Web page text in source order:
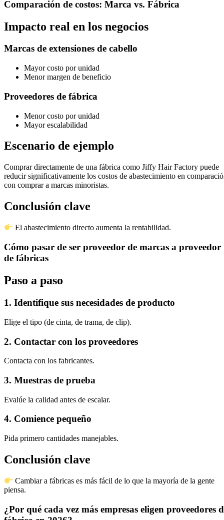
Comparación de costos: Marca vs. Fábrica
Impacto real en los negocios
Marcas de extensiones de cabello
Mayor costo por unidad
Menor margen de beneficio
Proveedores de fábrica
Menor costo por unidad
Mayor escalabilidad
Escenario de ejemplo
Comprar directamente de una fábrica como Jiffy Hair Factory puede
reducir significativamente los costos de abastecimiento en
con comprar a marcas minoristas.
Conclusión clave
El abastecimiento directo aumenta la rentabilidad.
Cómo pasar de ser proveedor de marcas a proveedor
de fábricas
Paso a paso
1. Identifique sus necesidades de producto
Elige el tipo (de cinta, de trama, de clip).
2. Contactar con los proveedores
Contacta con los fabricantes.
3. Muestras de prueba
Evalúe la calidad antes de escalar.
4. Comience pequeño
Pida primero cantidades manejables.
Conclusión clave
Cambiar a fábricas es más fácil de lo que la mayoría de la gente
piensa.
¿Por qué cada vez más empresas eligen proveedores